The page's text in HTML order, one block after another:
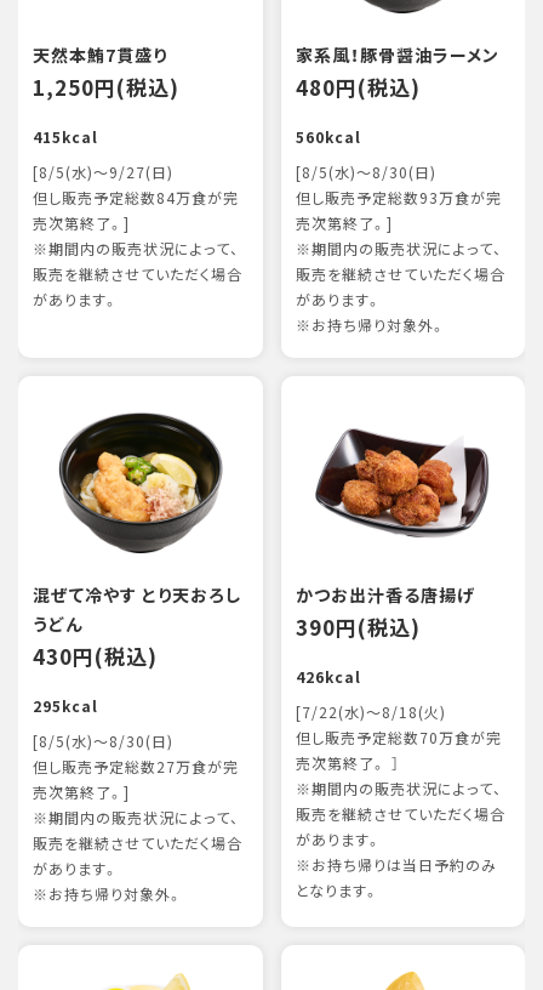
天然本鮪7貫盛り
1,250円(税込)
415kcal
[8/5(水)～9/27(日)
但し販売予定総数84万食が完
売次第終了。]
※期間内の販売状況によって、
販売を継続させていただく場合
があります。
家系風！豚骨醤油ラーメン
480円(税込)
560kcal
[8/5(水)～8/30(日)
但し販売予定総数93万食が完
売次第終了。]
※期間内の販売状況によって、
販売を継続させていただく場合
があります。
※お持ち帰り対象外。
混ぜて冷やす とり天おろし
うどん
430円(税込)
295kcal
[8/5(水)～8/30(日)
但し販売予定総数27万食が完
売次第終了。]
※期間内の販売状況によって、
販売を継続させていただく場合
があります。
※お持ち帰り対象外。
かつお出汁香る唐揚げ
390円(税込)
426kcal
[7/22(水)～8/18(火)
但し販売予定総数70万食が完
売次第終了。 ］
※期間内の販売状況によって、
販売を継続させていただく場合
があります。
※お持ち帰りは当日予約のみ
となります。